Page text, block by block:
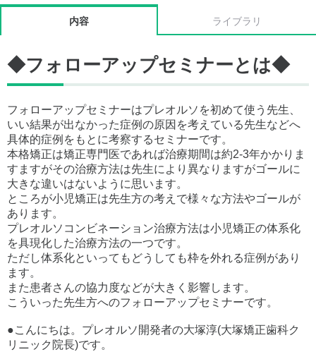
内容 ライブラリ
◆フォローアップセミナーとは◆
フォローアップセミナーはプレオルソを初めて使う先生、
いい結果が出なかった症例の原因を考えている先生などへ
具体的症例をもとに考察するセミナーです。
本格矯正は矯正専門医であれば治療期間は約2-3年かかりま
すますがその治療方法は先生により異なりますがゴールに
大きな違いはないように思います。
ところが小児矯正は先生方の考えで様々な方法やゴールが
あります。
プレオルソコンビネーション治療方法は小児矯正の体系化
を具現化した治療方法の一つです。
ただし体系化といってもどうしても枠を外れる症例があり
ます。
また患者さんの協力度などが大きく影響します。
こういった先生方へのフォローアップセミナーです。
●こんにちは。プレオルソ開発者の大塚淳(大塚矯正歯科ク
リニック院長)です。